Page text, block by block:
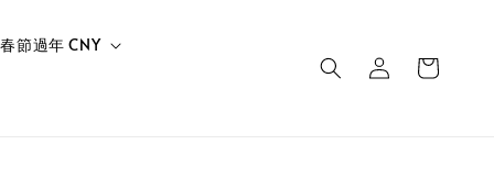
春節過年 CNY